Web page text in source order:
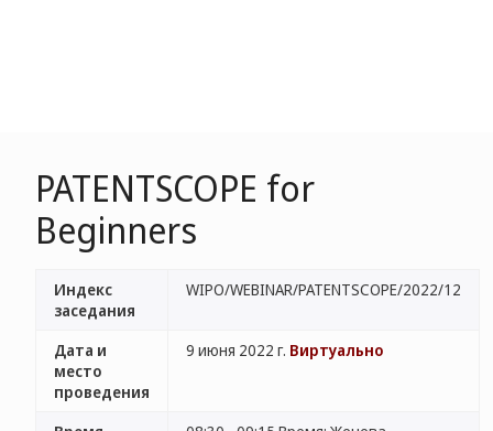
PATENTSCOPE for
Beginners
Индекс
заседания
WIPO/WEBINAR/PATENTSCOPE/2022/12
Дата и
место
проведения
9 июня 2022 г. Виртуально